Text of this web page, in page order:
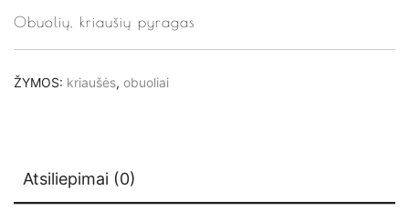
Obuolių, kriaušių pyragas
ŽYMOS: kriaušės, obuoliai
Atsiliepimai (0)